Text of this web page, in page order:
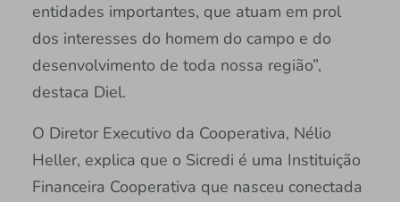
entidades importantes, que atuam em prol
dos interesses do homem do campo e do
desenvolvimento de toda nossa região”,
destaca Diel.
O Diretor Executivo da Cooperativa, Nélio
Heller, explica que o Sicredi é uma Instituição
Financeira Cooperativa que nasceu conectada